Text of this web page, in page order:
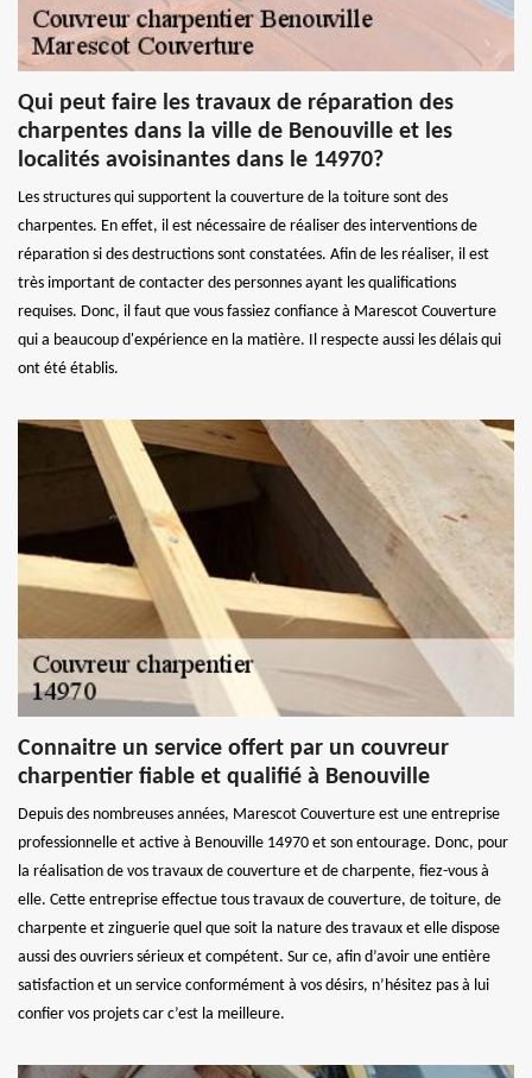
Qui peut faire les travaux de réparation des
charpentes dans la ville de Benouville et les
localités avoisinantes dans le 14970?
Les structures qui supportent la couverture de la toiture sont des
charpentes. En effet, il est nécessaire de réaliser des interventions de
réparation si des destructions sont constatées. Afin de les réaliser, il est
très important de contacter des personnes ayant les qualifications
requises. Donc, il faut que vous fassiez confiance à Marescot Couverture
qui a beaucoup d'expérience en la matière. Il respecte aussi les délais qui
ont été établis.
Connaitre un service offert par un couvreur
charpentier fiable et qualifié à Benouville
Depuis des nombreuses années, Marescot Couverture est une entreprise
professionnelle et active à Benouville 14970 et son entourage. Donc, pour
la réalisation de vos travaux de couverture et de charpente, fiez-vous à
elle. Cette entreprise effectue tous travaux de couverture, de toiture, de
charpente et zinguerie quel que soit la nature des travaux et elle dispose
aussi des ouvriers sérieux et compétent. Sur ce, afin d’avoir une entière
satisfaction et un service conformément à vos désirs, n’hésitez pas à lui
confier vos projets car c’est la meilleure.